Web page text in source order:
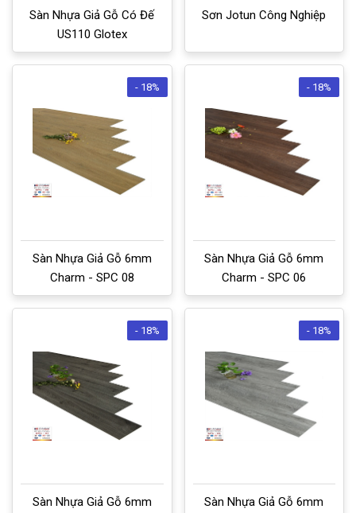
Sàn Nhựa Giả Gỗ Có Đế
US110 Glotex
Sơn Jotun Công Nghiệp
- 18%
Sàn Nhựa Giả Gỗ 6mm
Charm - SPC 08
- 18%
Sàn Nhựa Giả Gỗ 6mm
Charm - SPC 06
- 18%
Sàn Nhựa Giả Gỗ 6mm
- 18%
Sàn Nhựa Giả Gỗ 6mm